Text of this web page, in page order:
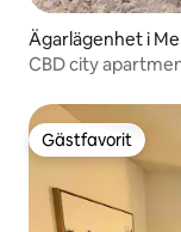
Ägarlägenhet i
CBD city
Gästfavorit
Gästfavorit